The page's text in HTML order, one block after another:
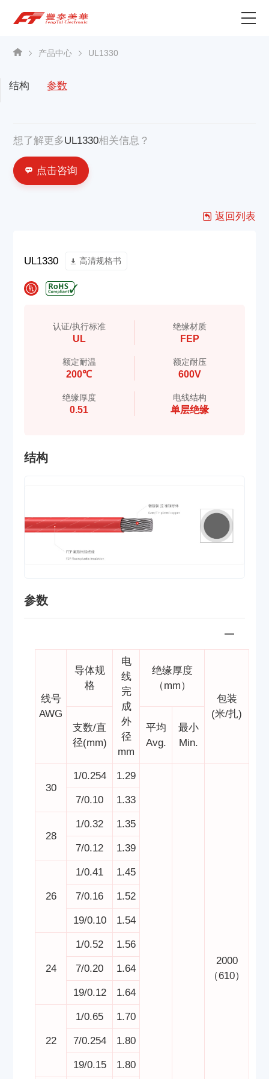
为什么选择丰泰？
产品中心
资讯中心
联系我们
产品中心 UL1330
结构 参数
想了解更多UL1330相关信息？
点击咨询
返回列表
UL1330 高清规格书
认证/执行标准
UL
绝缘材质
FEP
额定耐温
200℃
额定耐压
600V
绝缘厚度
0.51
电线结构
单层绝缘
结构
参数
线号
AWG
导体规
格
电
线
完
成
外
径
mm
绝缘厚度
（mm）
包装
(米/扎)
支数/直
径(mm)
平均
Avg.
最小
Min.
30
1/0.254 1.29
2000
（610）
7/0.10 1.33
28
1/0.32 1.35
7/0.12 1.39
26
1/0.41 1.45
7/0.16 1.52
19/0.10 1.54
24
1/0.52 1.56
7/0.20 1.64
19/0.12 1.64
22
1/0.65 1.70
7/0.254 1.80
19/0.15 1.80